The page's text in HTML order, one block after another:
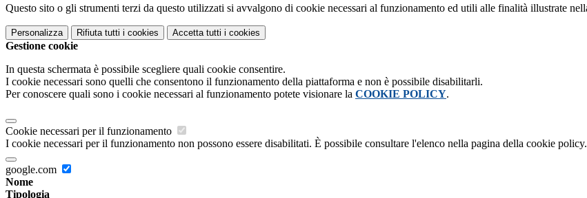
Questo sito o gli strumenti terzi da questo utilizzati si avvalgono di cookie necessari al funzionamento ed utili alle finalità illustrate
Personalizza Rifiuta tutti i cookies Accetta tutti i cookies
Gestione cookie
In questa schermata è possibile scegliere quali cookie consentire.
I cookie necessari sono quelli che consentono il funzionamento della piattaforma e non è possibile disabilitarli.
Per conoscere quali sono i cookie necessari al funzionamento potete visionare la COOKIE POLICY.
Cookie necessari per il funzionamento
I cookie necessari per il funzionamento non possono essere disabilitati. È possibile consultare l'elenco nella pagina della cookie policy.
google.com
Nome
Tipologia